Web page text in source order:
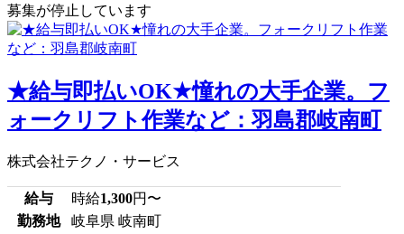
募集が停止しています
★給与即払いOK★憧れの大手企業。フ
ォークリフト作業など：羽島郡岐南町
株式会社テクノ・サービス
給与 時給1,300円〜
勤務地
岐阜県 岐南町